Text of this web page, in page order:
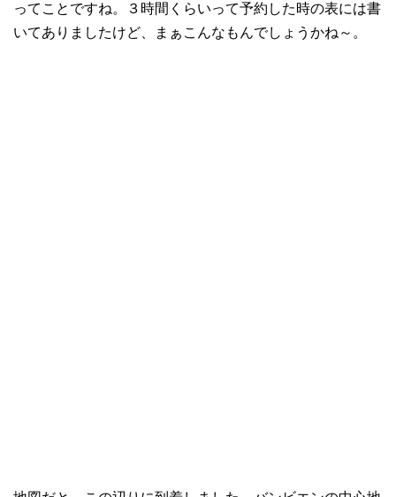
ってことですね。３時間くらいって予約した時の表には書
いてありましたけど、まぁこんなもんでしょうかね～。